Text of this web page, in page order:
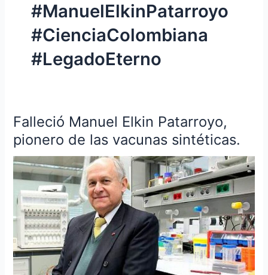
#ManuelElkinPatarroyo
#CienciaColombiana
#LegadoEterno
Falleció Manuel Elkin Patarroyo,
pionero de las vacunas sintéticas.
Falleció
Manuel
Elkin
Patarroyo,
pionero
de
las
vacunas
sintéticas.